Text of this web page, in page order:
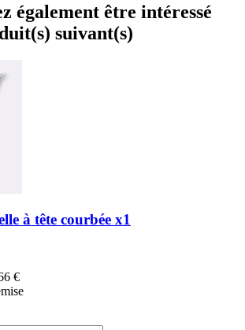
également être intéressé
suivant(s)
à tête courbée x1
€